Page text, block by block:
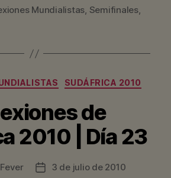
Mundialistas, Semifinales,
CategoríasSUDÁFRICA 2010
de
2010 | Día 23
Fecha3 de julio de 2010